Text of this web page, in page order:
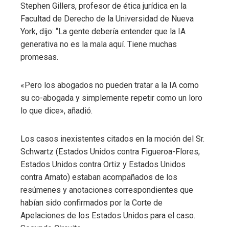
Stephen Gillers, profesor de ética jurídica en la
Facultad de Derecho de la Universidad de Nueva
York, dijo: “La gente debería entender que la IA
generativa no es la mala aquí. Tiene muchas
promesas.
«Pero los abogados no pueden tratar a la IA como
su co-abogada y simplemente repetir como un loro
lo que dice», añadió.
Los casos inexistentes citados en la moción del Sr.
Schwartz (Estados Unidos contra Figueroa-Flores,
Estados Unidos contra Ortiz y Estados Unidos
contra Amato) estaban acompañados de los
resúmenes y anotaciones correspondientes que
habían sido confirmados por la Corte de
Apelaciones de los Estados Unidos para el caso.